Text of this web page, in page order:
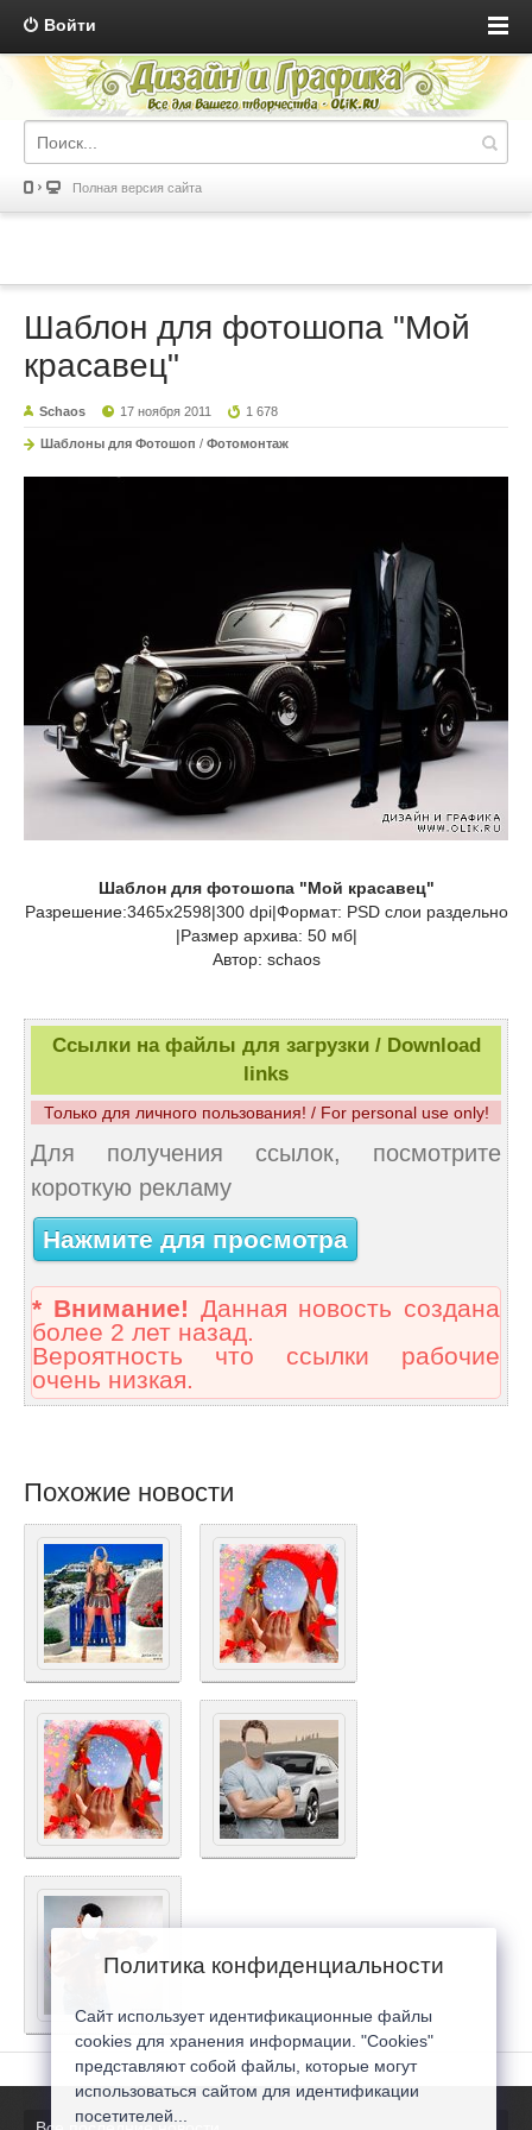
Войти
Полная версия сайта
Шаблон для фотошопа "Мой
красавец"
Schaos 17 ноября 2011 1 678
Шаблоны для Фотошоп / Фотомонтаж
Шаблон для фотошопа "Мой красавец"
Разрешение:3465х2598|300 dpi|Формат: PSD слои раздельно
|Размер архива: 50 мб|
Автор: schaos
Ссылки на файлы для загрузки / Download
links
Только для личного пользования! / For personal use only!
Для получения ссылок, посмотрите
короткую рекламу
Нажмите для просмотра
* Внимание! Данная новость создана
более 2 лет назад.
Вероятность что ссылки рабочие
очень низкая.
Похожие новости
Политика конфиденциальности
Сайт использует идентификационные файлы
cookies для хранения информации. "Cookies"
представляют собой файлы, которые могут
использоваться сайтом для идентификации
посетителей...